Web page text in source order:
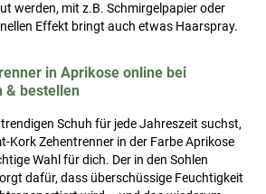
werden, mit z.B. Schmirgelpapier oder
Effekt bringt auch etwas Haarspray.
in Aprikose online bei
bestellen
Schuh für jede Jahreszeit suchst,
Kork Zehentrenner in der Farbe Aprikose
Wahl für dich. Der in den Sohlen
dafür, dass überschüssige Feuchtigkeit